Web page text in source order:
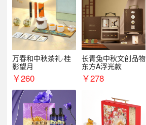
万春和中秋茶礼·桂
影望月
￥260
长青兔中秋文创品物
东方A浮光款
￥278